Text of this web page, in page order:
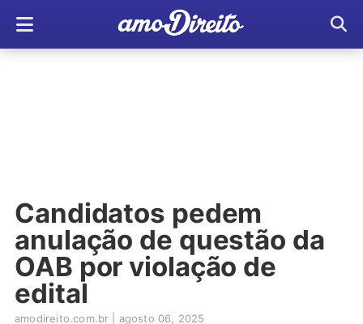
Candidatos pedem
anulação de questão da
OAB por violação de
edital
amodireito.com.br agosto 06, 2025